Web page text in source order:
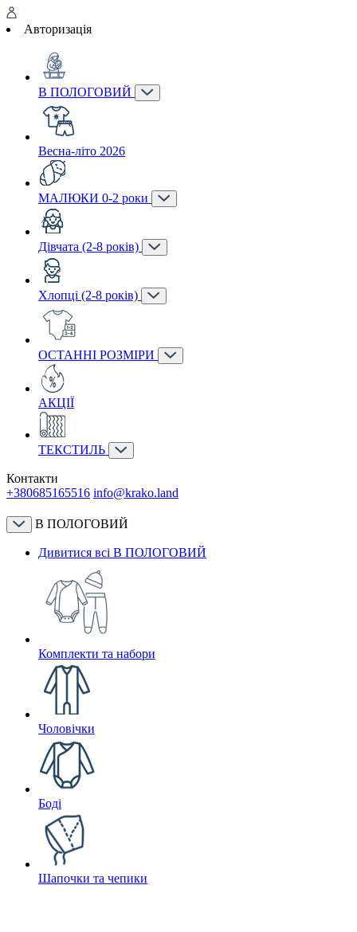
Авторизація
В ПОЛОГОВИЙ
Весна-літо 2026
МАЛЮКИ 0-2 роки
Дівчата (2-8 років)
Хлопці (2-8 років)
ОСТАННІ РОЗМІРИ
АКЦІЇ
ТЕКСТИЛЬ
Контакти
+380685165516 info@krako.land
В ПОЛОГОВИЙ
Дивитися всі В ПОЛОГОВИЙ
Комплекти та набори
Чоловічки
Боді
Шапочки та чепики